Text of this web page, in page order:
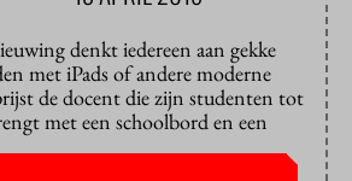
denkt iedereen aan gekke
met iPads of andere moderne
de docent die zijn studenten tot
met een schoolbord en een